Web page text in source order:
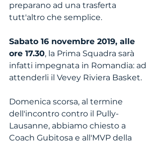
preparano ad una trasferta
tutt'altro che semplice.
Sabato 16 novembre 2019, alle
ore 17.30, la Prima Squadra sarà
infatti impegnata in Romandia: ad
attenderli il Vevey Riviera Basket.
Domenica scorsa, al termine
dell'incontro contro il Pully-
Lausanne, abbiamo chiesto a
Coach Gubitosa e all'MVP della